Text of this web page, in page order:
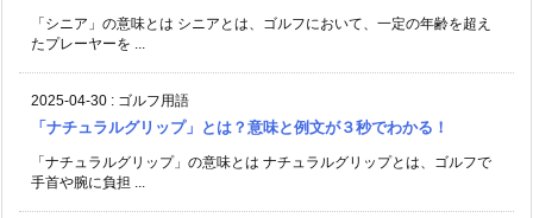
「シニア」の意味とは シニアとは、ゴルフにおいて、一定の年齢を超え
たプレーヤーを ...
2025-04-30 : ゴルフ用語
「ナチュラルグリップ」とは？意味と例文が３秒でわかる！
「ナチュラルグリップ」の意味とは ナチュラルグリップとは、ゴルフで
手首や腕に負担 ...